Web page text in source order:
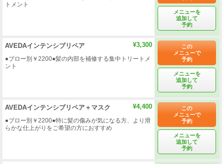
トメント
メニューを
追加して
予約
AVEDAインテンシブリペア ¥3,300
●ブロー別￥2200●髪の内部を補修する集中トリートメ
ント
この
メニューで
予約
メニューを
追加して
予約
AVEDAインテンシブリペア＋マスク ¥4,400
●ブロー別￥2200●特に髪の傷みが気になる方、より滑
らかな仕上がりをご希望の方におすすめ
この
メニューで
予約
メニューを
追加して
予約